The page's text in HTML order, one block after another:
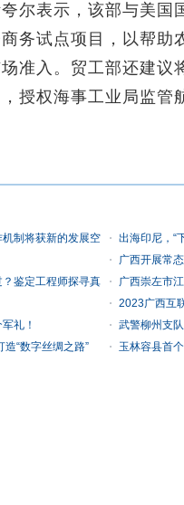
表示，该部与美国
务试点项目，以帮
准入。贸工部还建议
授权海事工业局监管
制将获新的发展空
出海印尼，“
广西开展常
鉴定工程师探寻真
广西崇左市
2023广西互
礼！
武警柳州支
“数字丝绸之路”
玉林容县首